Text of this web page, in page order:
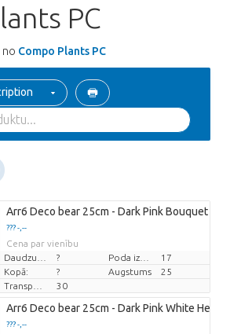
PC
no Compo Plants PC
Arr6 Deco bear 25cm - Dark Pink Bouquet
??? -,--
Cena par vienību
?
17
Kopā:
? Augstums
25
30
Arr6 Deco bear 25cm - Dark Pink White Heart
??? -,--